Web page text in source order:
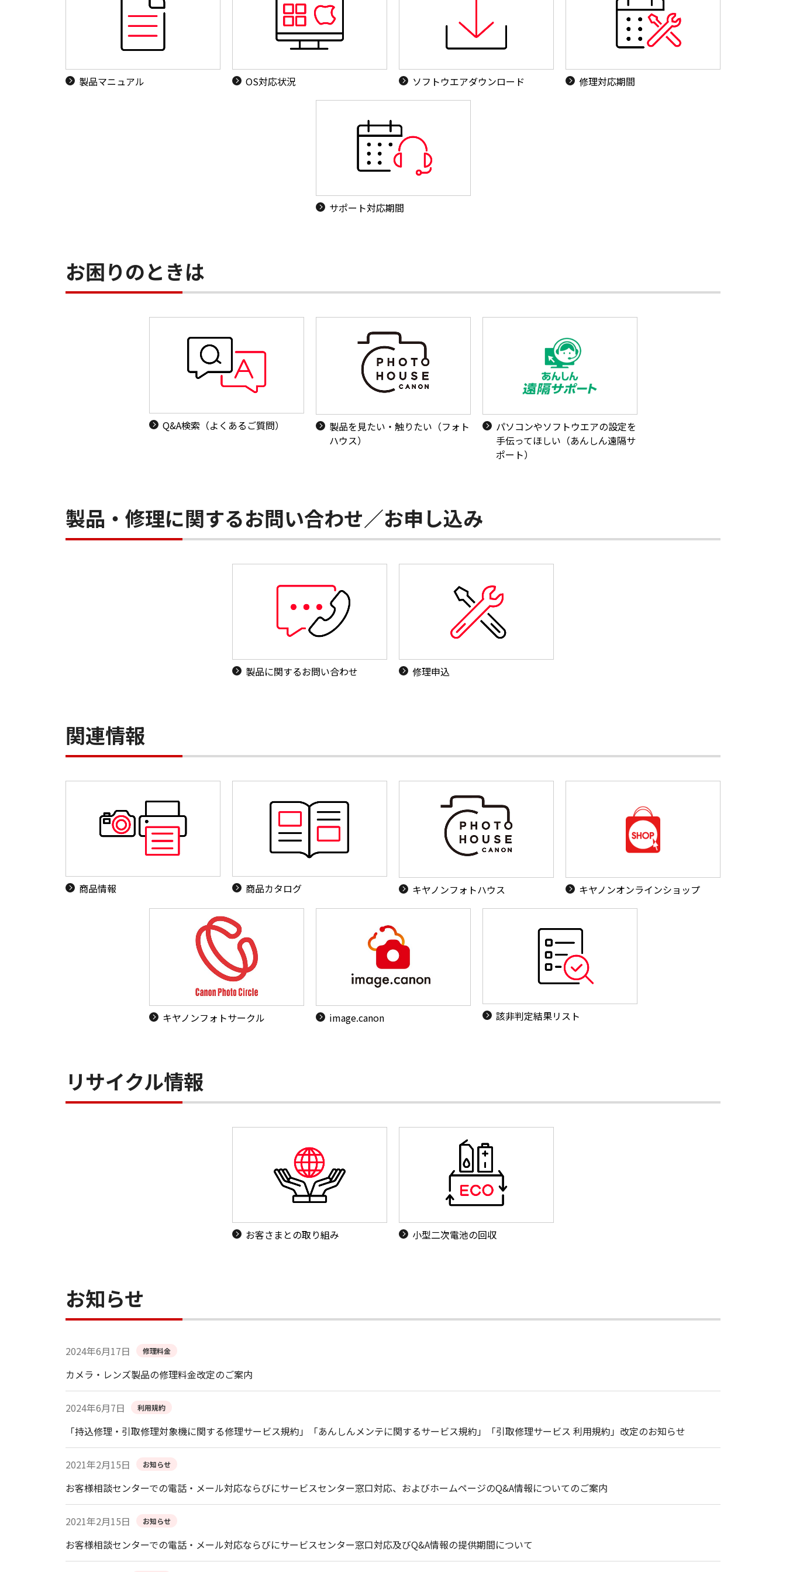
製品マニュアル OS対応状況 ソフトウエアダウンロード 修理対応期間
サポート対応期間
お困りのときは
Q&A検索（よくあるご質問）
製品を見たい・触りたい（フォト
ハウス）
パソコンやソフトウエアの設定を
手伝ってほしい（あんしん遠隔サ
ポート）
製品・修理に関するお問い合わせ／お申し込み
製品に関するお問い合わせ 修理申込
関連情報
商品情報 商品カタログ キヤノンフォトハウス キヤノンオンラインショップ
キヤノンフォトサークル image.canon 該非判定結果リスト
リサイクル情報
お客さまとの取り組み 小型二次電池の回収
お知らせ
2024年6月17日 修理料金
カメラ・レンズ製品の修理料金改定のご案内
2024年6月7日 利用規約
「持込修理・引取修理対象機に関する修理サービス規約」「あんしんメンテに関するサービス規約」「引取修理サービス 利用規約」改定のお知らせ
2021年2月15日 お知らせ
お客様相談センターでの電話・メール対応ならびにサービスセンター窓口対応、およびホームページのQ&A情報についてのご案内
2021年2月15日 お知らせ
お客様相談センターでの電話・メール対応ならびにサービスセンター窓口対応及びQ&A情報の提供期間について